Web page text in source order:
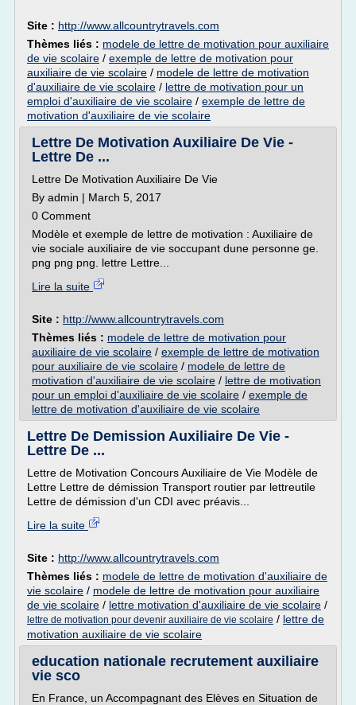
Site : http://www.allcountrytravels.com
Thèmes liés : modele de lettre de motivation pour auxiliaire
de vie scolaire / exemple de lettre de motivation pour
auxiliaire de vie scolaire / modele de lettre de motivation
d'auxiliaire de vie scolaire / lettre de motivation pour un
emploi d'auxiliaire de vie scolaire / exemple de lettre de
motivation d'auxiliaire de vie scolaire
Lettre De Motivation Auxiliaire De Vie -
Lettre De ...
Lettre De Motivation Auxiliaire De Vie
By admin | March 5, 2017
0 Comment
Modèle et exemple de lettre de motivation : Auxiliaire de
vie sociale auxiliaire de vie soccupant dune personne ge.
png png png. lettre Lettre...
Lire la suite
Site : http://www.allcountrytravels.com
Thèmes liés : modele de lettre de motivation pour
auxiliaire de vie scolaire / exemple de lettre de motivation
pour auxiliaire de vie scolaire / modele de lettre de
motivation d'auxiliaire de vie scolaire / lettre de motivation
pour un emploi d'auxiliaire de vie scolaire / exemple de
lettre de motivation d'auxiliaire de vie scolaire
Lettre De Demission Auxiliaire De Vie -
Lettre De ...
Lettre de Motivation Concours Auxiliaire de Vie Modèle de
Lettre Lettre de démission Transport routier par lettreutile
Lettre de démission d'un CDI avec préavis...
Lire la suite
Site : http://www.allcountrytravels.com
Thèmes liés : modele de lettre de motivation d'auxiliaire de
vie scolaire / modele de lettre de motivation pour auxiliaire
de vie scolaire / lettre motivation d'auxiliaire de vie scolaire /
lettre de motivation pour devenir auxiliaire de vie scolaire / lettre de
motivation auxiliaire de vie scolaire
education nationale recrutement auxiliaire
vie sco
En France, un Accompagnant des Elèves en Situation de